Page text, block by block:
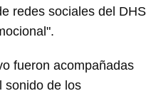
primero has de
redes sociales del DHS
fueron acompañadas
sonido de los